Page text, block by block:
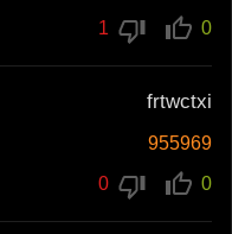
0
frtwctxi
955969
0